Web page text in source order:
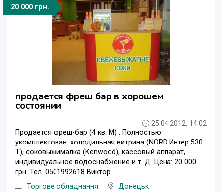
20 000 грн.
продается фреш бар в хорошем
состоянии
25.04.2012, 14:02
Продается фреш-бар (4 кв. М) . Полностью
укомплектован: холодильная витрина (NORD Интер 530
Т), соковыжималка (Kenwood), кассовый аппарат,
индивидуальное водоснабжение и т. Д. Цена: 20 000
грн. Тел. 0501992618 Виктор
Торгове обладнання
Донецьк